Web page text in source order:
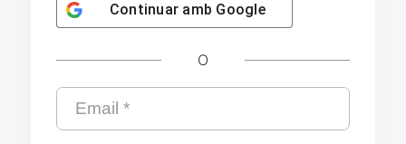
Continuar amb Google
O